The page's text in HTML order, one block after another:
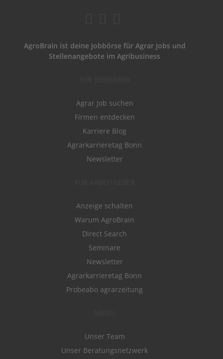
AgroBrain ist deine Jobbörse für Agrar Jobs und
Stellenangebote im Agribusiness
Agrar Job suchen
Firmen entdecken
Karriere Blog
Agrarkarrieretag Bonn
Newsletter
Anzeige schalten
Warum AgroBrain
Direct Search
Seminare
Newsletter
Agrarkarrieretag Bonn
Probeabo agrarzeitung
Unser Team
Unser Beratungsnetzwerk